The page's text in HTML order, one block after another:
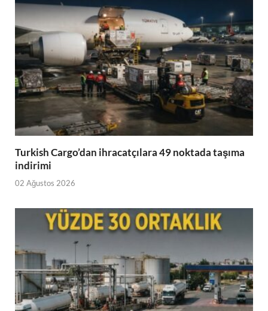
Turkish Cargo’dan ihracatçılara 49 noktada taşıma
indirimi
02 Ağustos 2026